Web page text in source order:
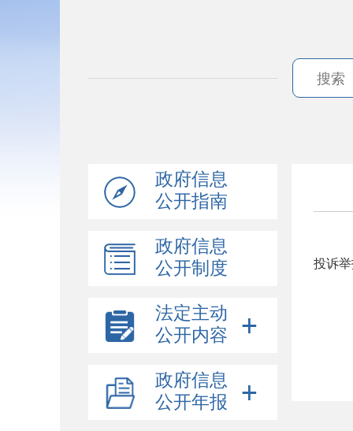
政府信息
公开指南
政府信息
公开制度
法定主动
公开内容
政府信息
公开年报
投诉